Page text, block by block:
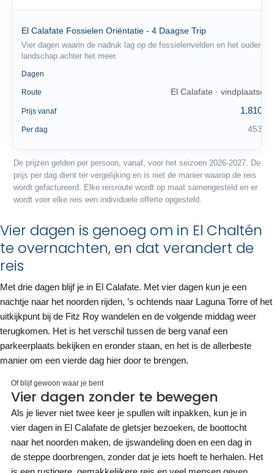
El Calafate Fossielen Oriëntatie - 4 Daagse Trip
Vier dagen waarin de nadruk lag op de fossielenvelden en het oudere
landschap achter het meer.
Dagen
Route El Calafate · vindplaatsen
Prijs vanaf 1.810 €
Per dag 453 €
De prijzen gelden per persoon, vanaf, voor het seizoen 2026-2027. De
prijs per dag dient ter vergelijking en is niet de manier waarop de reis
wordt gefactureerd. Elke reisroute wordt op maat samengesteld en er
wordt voor elke reis een individuele offerte opgesteld.
Vier dagen is genoeg om in El Chaltén
te overnachten, en dat verandert de
reis
Met drie dagen blijf je in El Calafate. Met vier dagen kun je een
nachtje naar het noorden rijden, ’s ochtends naar Laguna Torre of het
uitkijkpunt bij de Fitz Roy wandelen en de volgende middag weer
terugkomen. Het is het verschil tussen de berg vanaf een
parkeerplaats bekijken en eronder staan, en het is de allerbeste
manier om een vierde dag hier door te brengen.
Of blijf gewoon waar je bent
Vier dagen zonder te bewegen
Als je liever niet twee keer je spullen wilt inpakken, kun je in
vier dagen in El Calafate de gletsjer bezoeken, de boottocht
naar het noorden maken, de ijswandeling doen en een dag in
de steppe doorbrengen, zonder dat je iets hoeft te herhalen. Het